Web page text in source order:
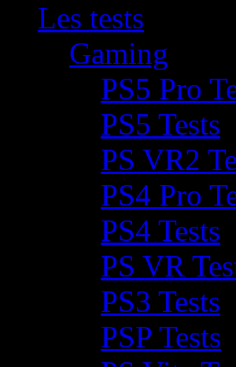
Les tests
Gaming
PS5 Pro
PS5 Tests
PS VR2
PS4 Pro
PS4 Tests
PS VR
PS3 Tests
PSP Tests